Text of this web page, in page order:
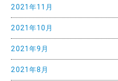
2021年11月
2021年10月
2021年9月
2021年8月